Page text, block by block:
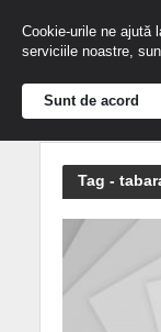
Tag -
Cookie-urile ne ajută
serviciile noastre,
Sunt de acord